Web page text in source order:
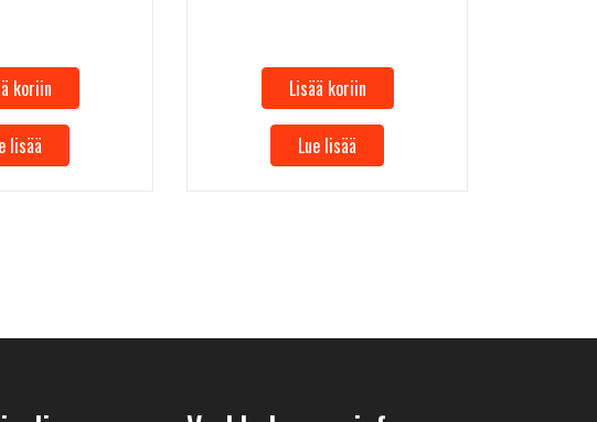
koriin
lisää
Lisää koriin
Lue lisää